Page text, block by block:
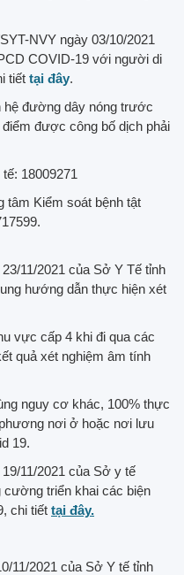
NVY ngày 03/10/2021
COVID-19 với người di
tiết tại đây.
hệ đường dây nóng trước
được công bố dịch phải
18009271
tâm Kiểm soát bệnh tật
11/2021 của Sở Y Tế tỉnh
hướng dẫn thực hiện xét
vực cấp 4 khi đi qua các
quả xét nghiệm âm tính
nguy cơ khác, 100% thực
nơi ở hoặc nơi lưu
19.
11/2021 của Sở y tế
triển khai các biện
chi tiết tại đây.
11/2021 của Sở Y tế tỉnh